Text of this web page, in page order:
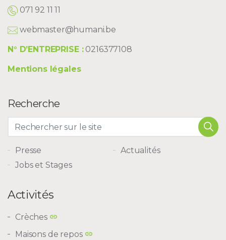
071 92 11 11
webmaster@humani.be
N° D’ENTREPRISE :0216377108
Mentions légales
Recherche
Presse
Actualités
Jobs et Stages
Activités
Crèches
Maisons de repos